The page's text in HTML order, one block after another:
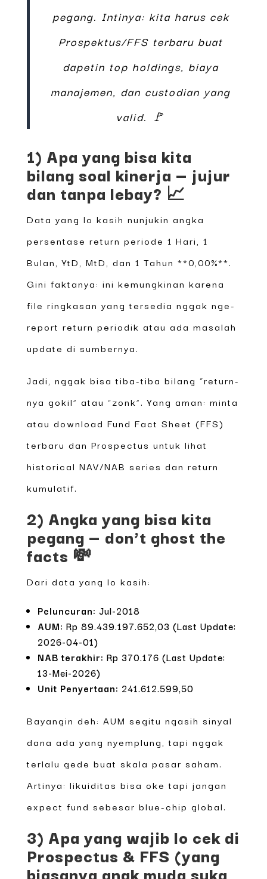
pegang. Intinya: kita harus cek
Prospektus/FFS terbaru buat
dapetin top holdings, biaya
manajemen, dan custodian yang
valid. 🚩
1) Apa yang bisa kita
bilang soal kinerja — jujur
dan tanpa lebay? 📈
Data yang lo kasih nunjukin angka
persentase return periode 1 Hari, 1
Bulan, YtD, MtD, dan 1 Tahun **0,00%**.
Gini faktanya: ini kemungkinan karena
file ringkasan yang tersedia nggak nge-
report return periodik atau ada masalah
update di sumbernya.
Jadi, nggak bisa tiba-tiba bilang “return-
nya gokil” atau “zonk”. Yang aman: minta
atau download Fund Fact Sheet (FFS)
terbaru dan Prospectus untuk lihat
historical NAV/NAB series dan return
kumulatif.
2) Angka yang bisa kita
pegang — don’t ghost the
facts 💸
Dari data yang lo kasih:
Peluncuran: Jul-2018
AUM: Rp 89.439.197.652,03 (Last Update:
2026-04-01)
NAB terakhir: Rp 370.176 (Last Update:
13-Mei-2026)
Unit Penyertaan: 241.612.599,50
Bayangin deh: AUM segitu ngasih sinyal
dana ada yang nyemplung, tapi nggak
terlalu gede buat skala pasar saham.
Artinya: likuiditas bisa oke tapi jangan
expect fund sebesar blue-chip global.
3) Apa yang wajib lo cek di
Prospectus & FFS (yang
biasanya anak muda suka